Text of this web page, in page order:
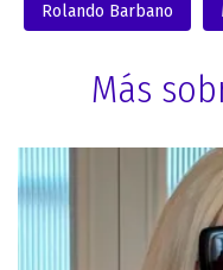
Rolando Barbano
Más